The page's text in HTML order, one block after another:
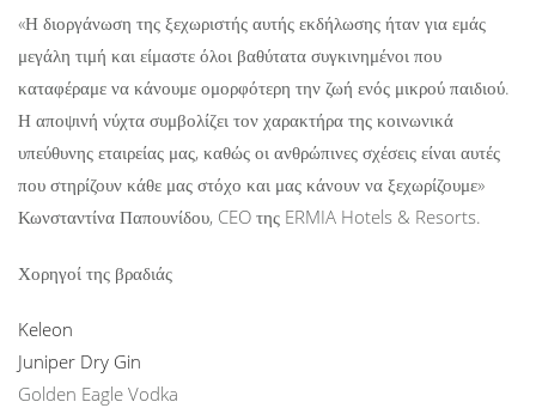
«Η διοργάνωση της ξεχωριστής αυτής εκδήλωσης ήταν για εμάς
μεγάλη τιμή και είμαστε όλοι βαθύτατα συγκινημένοι που
καταφέραμε να κάνουμε ομορφότερη την ζωή ενός μικρού παιδιού.
Η αποψινή νύχτα συμβολίζει τον χαρακτήρα της κοινωνικά
υπεύθυνης εταιρείας μας, καθώς οι ανθρώπινες σχέσεις είναι αυτές
που στηρίζουν κάθε μας στόχο και μας κάνουν να ξεχωρίζουμε»
Κωνσταντίνα Παπουνίδου, CEO της ERMIA Hotels & Resorts.
Χορηγοί της βραδιάς
Keleon
Juniper Dry Gin
Golden Eagle Vodka